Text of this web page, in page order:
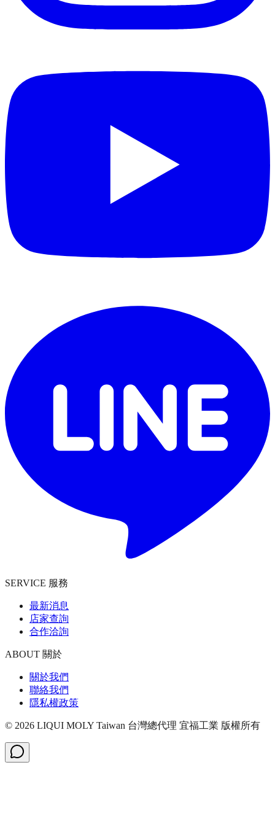
SERVICE 服務
最新消息
店家查詢
合作洽詢
ABOUT 關於
關於我們
聯絡我們
隱私權政策
© 2026 LIQUI MOLY Taiwan 台灣總代理 宜福工業 版權所有